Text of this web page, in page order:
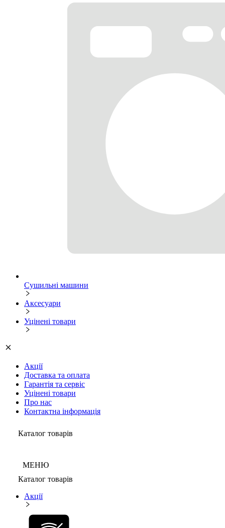
Сушильні машини
Аксесуари
Уцінені товари
Акції
Доставка та оплата
Гарантія та сервіс
Уцінені товари
Про нас
Контактна інформація
Каталог товарів
МЕНЮ
Каталог товарів
Акції